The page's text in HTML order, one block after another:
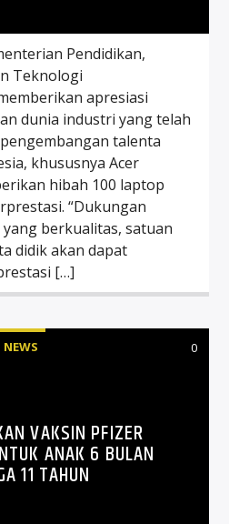
Pendidikan,
Teknologi
apresiasi
dunia industri yang telah
talenta
khususnya Acer
hibah 100 laptop
“Dukungan
berkualitas, satuan
didik akan dapat
[…]
NEWS
0
VAKSIN PFIZER
ANAK 6 BULAN
11 TAHUN